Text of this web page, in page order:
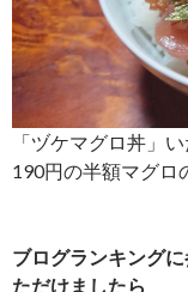
「ヅケマグロ丼」
190円の半額マグロ
ブログランキング
ただけましたら